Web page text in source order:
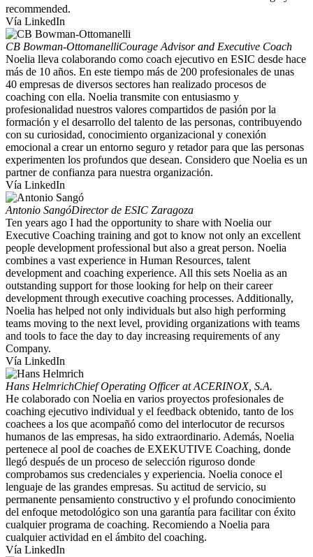
recommended.
Vía LinkedIn
CB Bowman-OttomanelliCourage Advisor and Executive Coach
Noelia lleva colaborando como coach ejecutivo en ESIC desde hace
más de 10 años. En este tiempo más de 200 profesionales de unas
40 empresas de diversos sectores han realizado procesos de
coaching con ella. Noelia transmite con entusiasmo y
profesionalidad nuestros valores compartidos de pasión por la
formación y el desarrollo del talento de las personas, contribuyendo
con su curiosidad, conocimiento organizacional y conexión
emocional a crear un entorno seguro y retador para que las personas
experimenten los profundos que desean. Considero que Noelia es un
partner de confianza para nuestra organización.
Vía LinkedIn
Antonio SangóDirector de ESIC Zaragoza
Ten years ago I had the opportunity to share with Noelia our
Executive Coaching training and got to know not only an excellent
people development professional but also a great person. Noelia
combines a vast experience in Human Resources, talent
development and coaching experience. All this sets Noelia as an
outstanding support for those looking for help on their career
development through executive coaching processes. Additionally,
Noelia has helped not only individuals but also high performing
teams moving to the next level, providing organizations with teams
and tools to face the day to day increasing requirements of any
Company.
Vía LinkedIn
Hans HelmrichChief Operating Officer at ACERINOX, S.A.
He colaborado con Noelia en varios proyectos profesionales de
coaching ejecutivo individual y el feedback obtenido, tanto de los
coachees a los que acompañó como del interlocutor de recursos
humanos de las empresas, ha sido extraordinario. Además, Noelia
pertenece al pool de coaches de EXEKUTIVE Coaching, donde
llegó después de un proceso de selección riguroso donde
comprobamos sus credenciales y experiencia. Noelia conoce el
lenguaje de las grandes empresas. Su actitud de servicio, su
permanente pensamiento constructivo y el profundo conocimiento
del enfoque metodológico son una garantía para facilitar con éxito
cualquier programa de coaching. Recomiendo a Noelia para
cualquier actividad en el ámbito del coaching.
Vía LinkedIn